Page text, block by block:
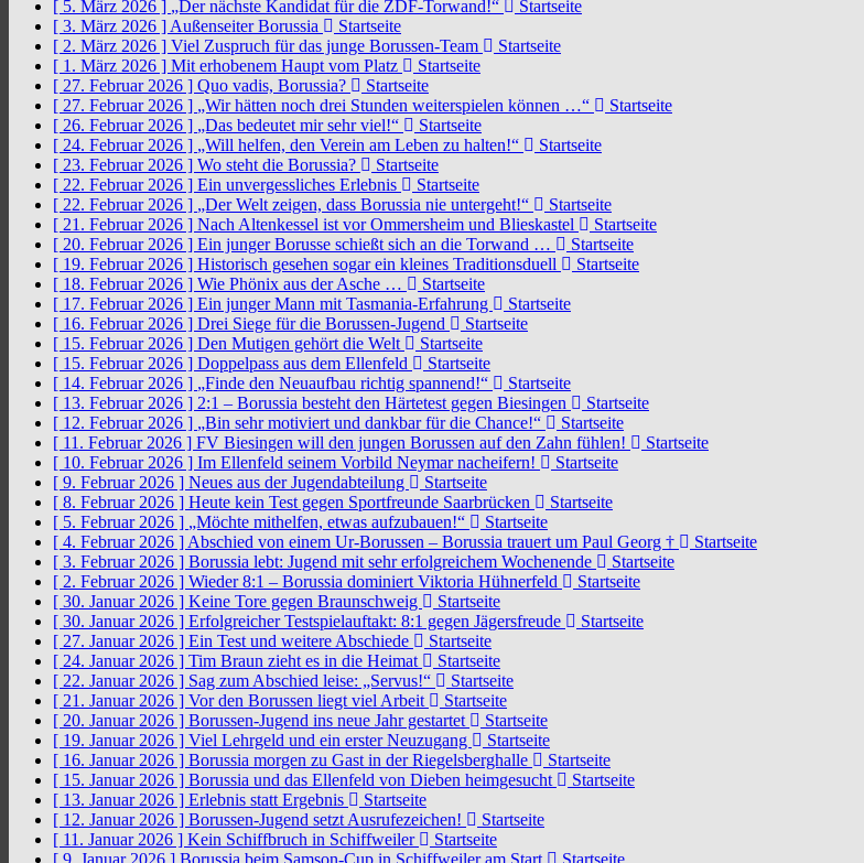
[ 5. März 2026 ] „Der nächste Kandidat für die ZDF-Torwand!“
Startseite
[ 3. März 2026 ] Außenseiter Borussia
Startseite
[ 2. März 2026 ] Viel Zuspruch für das junge Borussen-Team
Startseite
[ 1. März 2026 ] Mit erhobenem Haupt vom Platz
Startseite
[ 27. Februar 2026 ] Quo vadis, Borussia?
Startseite
[ 27. Februar 2026 ] „Wir hätten noch drei Stunden weiterspielen können …“
Startseite
[ 26. Februar 2026 ] „Das bedeutet mir sehr viel!“
Startseite
[ 24. Februar 2026 ] „Will helfen, den Verein am Leben zu halten!“
Startseite
[ 23. Februar 2026 ] Wo steht die Borussia?
Startseite
[ 22. Februar 2026 ] Ein unvergessliches Erlebnis
Startseite
[ 22. Februar 2026 ] „Der Welt zeigen, dass Borussia nie untergeht!“
Startseite
[ 21. Februar 2026 ] Nach Altenkessel ist vor Ommersheim und Blieskastel
Startseite
[ 20. Februar 2026 ] Ein junger Borusse schießt sich an die Torwand …
Startseite
[ 19. Februar 2026 ] Historisch gesehen sogar ein kleines Traditionsduell
Startseite
[ 18. Februar 2026 ] Wie Phönix aus der Asche …
Startseite
[ 17. Februar 2026 ] Ein junger Mann mit Tasmania-Erfahrung
Startseite
[ 16. Februar 2026 ] Drei Siege für die Borussen-Jugend
Startseite
[ 15. Februar 2026 ] Den Mutigen gehört die Welt
Startseite
[ 15. Februar 2026 ] Doppelpass aus dem Ellenfeld
Startseite
[ 14. Februar 2026 ] „Finde den Neuaufbau richtig spannend!“
Startseite
[ 13. Februar 2026 ] 2:1 – Borussia besteht den Härtetest gegen Biesingen
Startseite
[ 12. Februar 2026 ] „Bin sehr motiviert und dankbar für die Chance!“
Startseite
[ 11. Februar 2026 ] FV Biesingen will den jungen Borussen auf den Zahn fühlen!
Startseite
[ 10. Februar 2026 ] Im Ellenfeld seinem Vorbild Neymar nacheifern!
Startseite
[ 9. Februar 2026 ] Neues aus der Jugendabteilung
Startseite
[ 8. Februar 2026 ] Heute kein Test gegen Sportfreunde Saarbrücken
Startseite
[ 5. Februar 2026 ] „Möchte mithelfen, etwas aufzubauen!“
Startseite
[ 4. Februar 2026 ] Abschied von einem Ur-Borussen – Borussia trauert um Paul Georg †
Startseite
[ 3. Februar 2026 ] Borussia lebt: Jugend mit sehr erfolgreichem Wochenende
Startseite
[ 2. Februar 2026 ] Wieder 8:1 – Borussia dominiert Viktoria Hühnerfeld
Startseite
[ 30. Januar 2026 ] Keine Tore gegen Braunschweig
Startseite
[ 30. Januar 2026 ] Erfolgreicher Testspielauftakt: 8:1 gegen Jägersfreude
Startseite
[ 27. Januar 2026 ] Ein Test und weitere Abschiede
Startseite
[ 24. Januar 2026 ] Tim Braun zieht es in die Heimat
Startseite
[ 22. Januar 2026 ] Sag zum Abschied leise: „Servus!“
Startseite
[ 21. Januar 2026 ] Vor den Borussen liegt viel Arbeit
Startseite
[ 20. Januar 2026 ] Borussen-Jugend ins neue Jahr gestartet
Startseite
[ 19. Januar 2026 ] Viel Lehrgeld und ein erster Neuzugang
Startseite
[ 16. Januar 2026 ] Borussia morgen zu Gast in der Riegelsberghalle
Startseite
[ 15. Januar 2026 ] Borussia und das Ellenfeld von Dieben heimgesucht
Startseite
[ 13. Januar 2026 ] Erlebnis statt Ergebnis
Startseite
[ 12. Januar 2026 ] Borussen-Jugend setzt Ausrufezeichen!
Startseite
[ 11. Januar 2026 ] Kein Schiffbruch in Schiffweiler
Startseite
[ 9. Januar 2026 ] Borussia beim Samson-Cup in Schiffweiler am Start Startseite